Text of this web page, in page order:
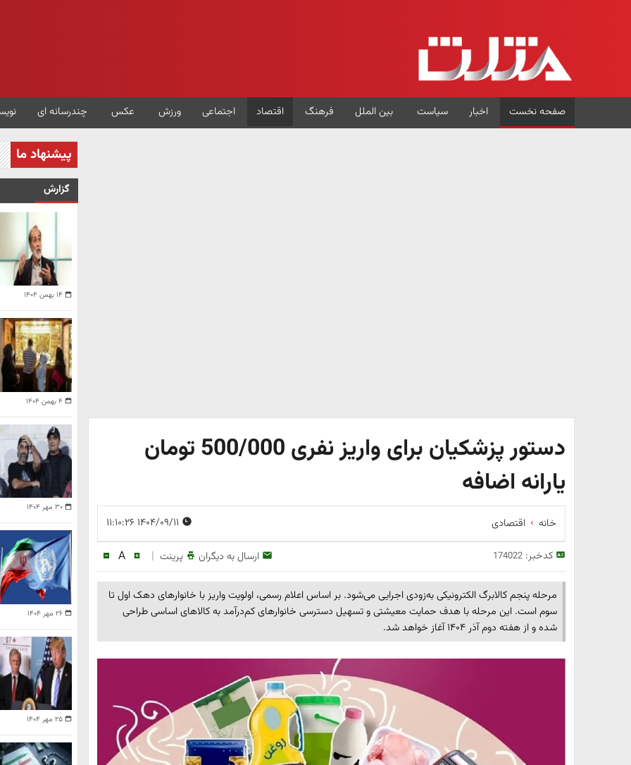
صفحه نخست اخبار سیاست بین الملل فرهنگ اقتصاد اجتماعی ورزش عکس چندرسانه ای
دستور پزشکیان برای واریز نفری 500/000 تومان
یارانه اضافه
خانه اقتصادی
کدخبر:174022 ارسال به دیگران پرینت |
A
مرحله پنجم کالابرگ الکترونیکی به‌زودی اجرایی می‌شود. بر اساس اعلام رسمی، اولویت واریز با خانوارهای دهک اول تا
سوم است. این مرحله با هدف حمایت معیشتی و تسهیل دسترسی خانوارهای کم‌درآمد به کالاهای اساسی طراحی
شده و از هفته دوم آذر ۱۴۰۴ آغاز خواهد شد.
پیشنهاد ما
گزارش
۱۴ بهمن ۱۴۰۴
۴ بهمن ۱۴۰۴
۳۰ مهر ۱۴۰۴
۲۶ مهر ۱۴۰۴
۲۵ مهر ۱۴۰۴